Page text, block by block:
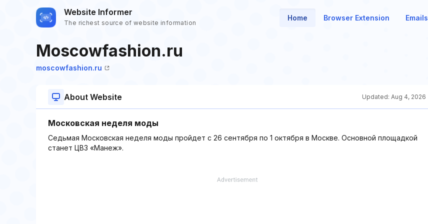
Website Informer
The richest source of website information
Home Browser Extension Emails
Moscowfashion.ru
moscowfashion.ru
About Website Updated: Aug 4, 2026
Московская неделя моды
Седьмая Московская неделя моды пройдет с 26 сентября по 1 октября в Москве. Основной площадкой
станет ЦВЗ «Манеж».